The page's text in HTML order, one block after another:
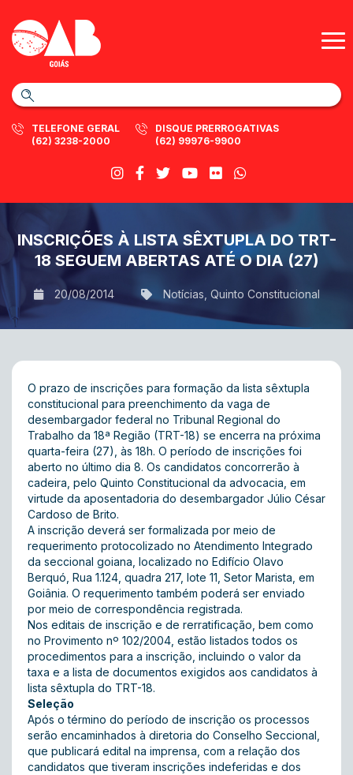
TELEFONE GERAL
(62) 3238-2000
DISQUE PRERROGATIVAS
(62) 99976-9900
INSCRIÇÕES À LISTA SÊXTUPLA DO TRT-
18 SEGUEM ABERTAS ATÉ O DIA (27)
20/08/2014 Notícias Quinto Constitucional
O prazo de inscrições para formação da lista sêxtupla
constitucional para preenchimento da vaga de
desembargador federal no Tribunal Regional do
Trabalho da 18ª Região (TRT-18) se encerra na próxima
quarta-feira (27), às 18h. O período de inscrições foi
aberto no último dia 8. Os candidatos concorrerão à
cadeira, pelo Quinto Constitucional da advocacia, em
virtude da aposentadoria do desembargador Júlio César
Cardoso de Brito.
A inscrição deverá ser formalizada por meio de
requerimento protocolizado no Atendimento Integrado
da seccional goiana, localizado no Edifício Olavo
Berquó, Rua 1.124, quadra 217, lote 11, Setor Marista, em
Goiânia. O requerimento também poderá ser enviado
por meio de correspondência registrada.
Nos editais de inscrição e de rerratificação , bem como
no Provimento nº 102/2004 , estão listados todos os
procedimentos para a inscrição, incluindo o valor da
taxa e a lista de documentos exigidos aos candidatos à
lista sêxtupla do TRT-18.
Seleção
Após o término do período de inscrição os processos
serão encaminhados à diretoria do Conselho Seccional,
que publicará edital na imprensa, com a relação dos
candidatos que tiveram inscrições indeferidas e dos